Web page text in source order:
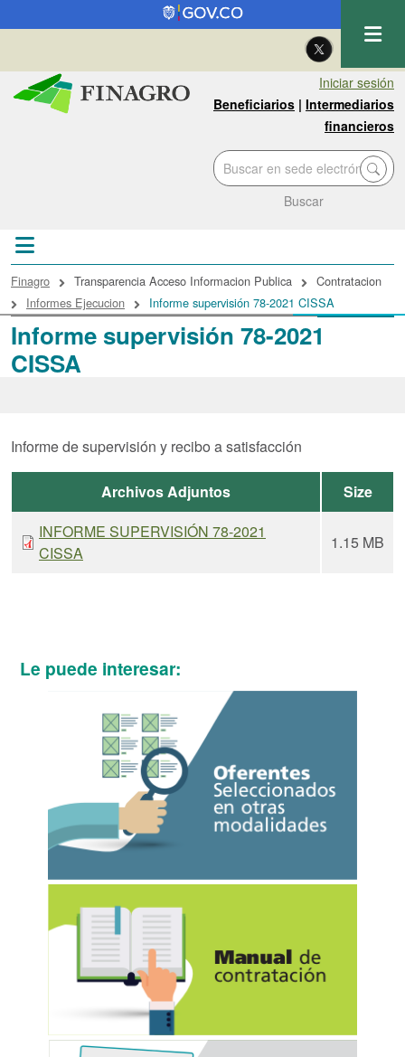
Pasar al contenido principal
| Eng
Iniciar sesión
Beneficiarios | Intermediarios
financieros
Buscar
Informe supervisión 78-2021
CISSA
enlaces de ayuda a la
Finagro Transparencia Acceso Informacion Publica
Contratacion
Informes Ejecucion
Informe supervisión 78-2021 CISSA
Informe de supervisión y recibo a satisfacción
Archivos Adjuntos
Size
INFORME SUPERVISIÓN 78-2021
CISSA
1.15 MB
Le puede interesar: